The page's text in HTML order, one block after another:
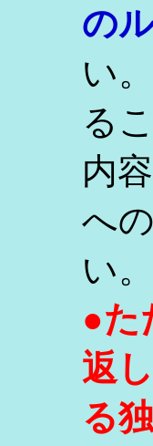
の
い
る
内
へ
い。
●た
返
る